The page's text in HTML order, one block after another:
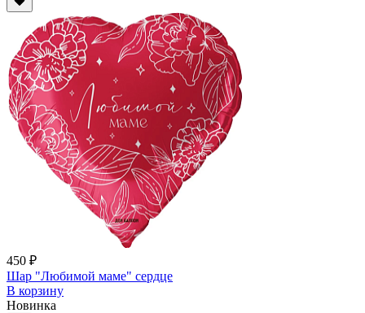
450 ₽
Шар "Любимой маме" сердце
В корзину
Новинка